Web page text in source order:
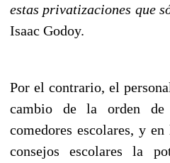
estas privatizaciones que
Isaac Godoy.
Por el contrario, el
cambio de la orden
comedores escolares, y
consejos escolares la